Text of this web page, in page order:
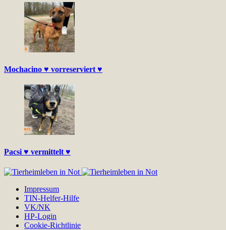
Mochacino ♥ vorreserviert ♥
Pacsi ♥ vermittelt ♥
Impressum
TIN-Helfer-Hilfe
VK/NK
HP-Login
Cookie-Richtlinie